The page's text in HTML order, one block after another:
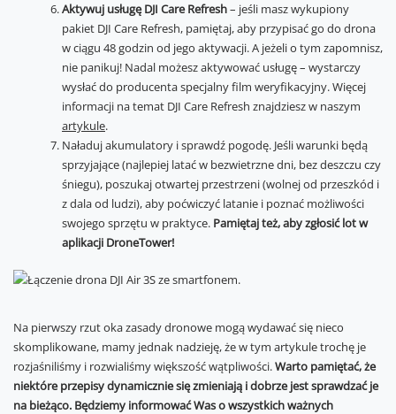
Aktywuj usługę DJI Care Refresh– jeśli masz wykupiony
pakiet DJI Care Refresh, pamiętaj, aby przypisać go do drona
w ciągu 48 godzin od jego aktywacji. A jeżeli o tym zapomnisz,
nie panikuj! Nadal możesz aktywować usługę – wystarczy
wysłać do producenta specjalny film weryfikacyjny. Więcej
informacji na temat DJI Care Refresh znajdziesz w naszym
artykule.
Naładuj akumulatory i sprawdź pogodę. Jeśli warunki będą
sprzyjające (najlepiej latać w bezwietrzne dni, bez deszczu czy
śniegu), poszukaj otwartej przestrzeni (wolnej od przeszkód i
z dala od ludzi), aby poćwiczyć latanie i poznać możliwości
swojego sprzętu w praktyce. Pamiętaj też, aby zgłosić lot w
aplikacji DroneTower!
Na pierwszy rzut oka zasady dronowe mogą wydawać się nieco
skomplikowane, mamy jednak nadzieję, że w tym artykule trochę je
rozjaśniliśmy i rozwialiśmy większość wątpliwości.Warto pamiętać, że
niektóre przepisy dynamicznie się zmieniają i dobrze jest sprawdzać je
na bieżąco. Będziemy informować Was o wszystkich ważnych